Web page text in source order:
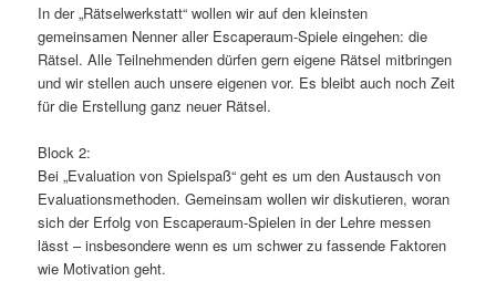
In der „Rätselwerkstatt“ wollen wir auf den kleinsten
gemeinsamen Nenner aller Escaperaum-Spiele eingehen: die
Rätsel. Alle Teilnehmenden dürfen gern eigene Rätsel mitbringen
und wir stellen auch unsere eigenen vor. Es bleibt auch noch Zeit
für die Erstellung ganz neuer Rätsel.
Block 2:
Bei „Evaluation von Spielspaß“ geht es um den Austausch von
Evaluationsmethoden. Gemeinsam wollen wir diskutieren, woran
sich der Erfolg von Escaperaum-Spielen in der Lehre messen
lässt – insbesondere wenn es um schwer zu fassende Faktoren
wie Motivation geht.